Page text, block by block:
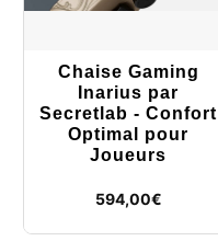
Chaise Gaming
Inarius par
Secretlab - Confort
Optimal pour
Joueurs
594,00€